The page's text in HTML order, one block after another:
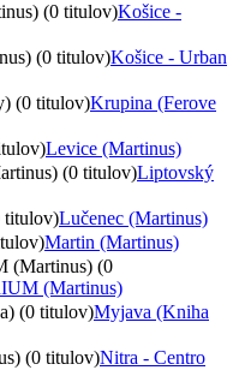
(0 titulov)Košice -
(0 titulov)Košice - Urban
(0 titulov)Krupina (Ferove
Levice (Martinus)
(0 titulov)Liptovský
titulov)Lučenec (Martinus)
Martin (Martinus)
(Martinus) (0
(Martinus)
(0 titulov)Myjava (Kniha
(0 titulov)Nitra - Centro